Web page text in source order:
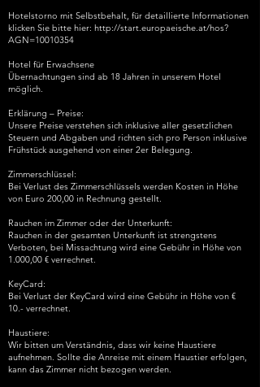
Hotelstorno mit Selbstbehalt, für detaillierte Informationen
klicken Sie bitte hier: http://start.europaeische.at/hos?
AGN=10010354
Hotel für Erwachsene
Übernachtungen sind ab 18 Jahren in unserem Hotel
möglich.
Erklärung – Preise:​
Unsere Preise verstehen sich inklusive aller gesetzlichen
Steuern und Abgaben und richten sich pro Person inklusive
Frühstück ausgehend von einer 2er Belegung.
Zimmerschlüssel:
Bei Verlust des Zimmerschlüssels werden Kosten in Höhe
von Euro 200,00 in Rechnung gestellt.
Rauchen im Zimmer oder der Unterkunft:
Rauchen in der gesamten Unterkunft ist strengstens
Verboten, bei Missachtung wird eine Gebühr in Höhe von
1.000,00 € verrechnet.​
KeyCard:
Bei Verlust der KeyCard wird eine Gebühr in Höhe von €
10.- verrechnet.
Haustiere:​
Wir bitten um Verständnis, dass wir keine Haustiere
aufnehmen. Sollte die Anreise mit einem Haustier erfolgen,
kann das Zimmer nicht bezogen werden.